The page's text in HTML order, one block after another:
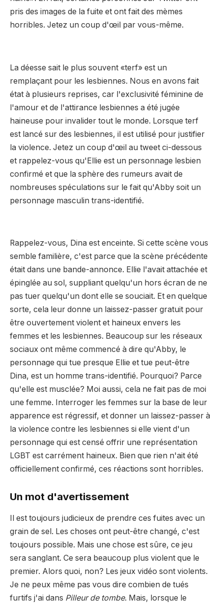
pris des images de la fuite et ont fait des mèmes
horribles. Jetez un coup d'œil par vous-même.
La déesse sait le plus souvent «terf» est un
remplaçant pour les lesbiennes. Nous en avons fait
état à plusieurs reprises, car l'exclusivité féminine de
l'amour et de l'attirance lesbiennes a été jugée
haineuse pour invalider tout le monde. Lorsque terf
est lancé sur des lesbiennes, il est utilisé pour justifier
la violence. Jetez un coup d'œil au tweet ci-dessous
et rappelez-vous qu'Ellie est un personnage lesbien
confirmé et que la sphère des rumeurs avait de
nombreuses spéculations sur le fait qu'Abby soit un
personnage masculin trans-identifié.
Rappelez-vous, Dina est enceinte. Si cette scène vous
semble familière, c'est parce que la scène précédente
était dans une bande-annonce. Ellie l'avait attachée et
épinglée au sol, suppliant quelqu'un hors écran de ne
pas tuer quelqu'un dont elle se souciait. Et en quelque
sorte, cela leur donne un laissez-passer gratuit pour
être ouvertement violent et haineux envers les
femmes et les lesbiennes. Beaucoup sur les réseaux
sociaux ont même commencé à dire qu'Abby, le
personnage qui tue presque Ellie et tue peut-être
Dina, est un homme trans-identifié. Pourquoi? Parce
qu'elle est musclée? Moi aussi, cela ne fait pas de moi
une femme. Interroger les femmes sur la base de leur
apparence est régressif, et donner un laissez-passer à
la violence contre les lesbiennes si elle vient d'un
personnage qui est censé offrir une représentation
LGBT est carrément haineux. Bien que rien n'ait été
officiellement confirmé, ces réactions sont horribles.
Un mot d'avertissement
Il est toujours judicieux de prendre ces fuites avec un
grain de sel. Les choses ont peut-être changé, c'est
toujours possible. Mais une chose est sûre, ce jeu
sera sanglant. Ce sera beaucoup plus violent que le
premier. Alors quoi, non? Les jeux vidéo sont violents.
Je ne peux même pas vous dire combien de tués
furtifs j'ai dans Pilleur de tombe. Mais, lorsque le